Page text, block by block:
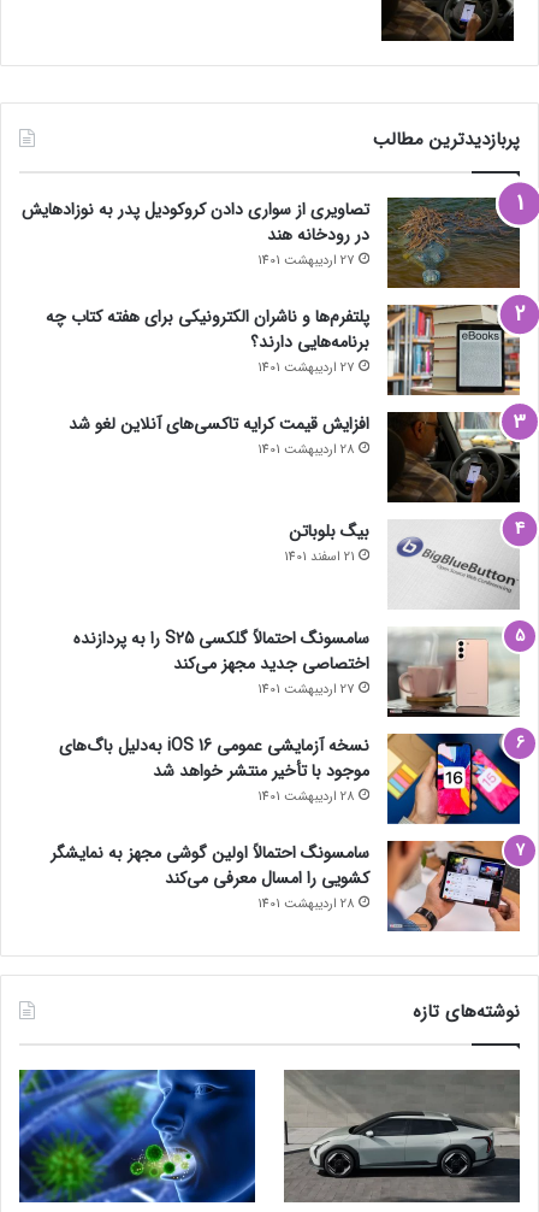
پربازدیدترین مطالب
تصاویری از سواری دادن کروکودیل پدر به نوزادهایش
در رودخانه هند
27 اردیبهشت 1401
پلتفرم‌ها و ناشران الکترونیکی برای هفته کتاب چه
برنامه‌هایی دارند؟
27 اردیبهشت 1401
افزایش قیمت کرایه تاکسی‌های آنلاین لغو شد
28 اردیبهشت 1401
بیگ بلوباتن
21 اسفند 1401
سامسونگ احتمالاً گلکسی S25 را به پردازنده
اختصاصی جدید مجهز می‌کند
27 اردیبهشت 1401
نسخه آزمایشی عمومی iOS 16 به‌دلیل باگ‌های
موجود با تأخیر منتشر خواهد شد
28 اردیبهشت 1401
سامسونگ احتمالاً اولین گوشی مجهز به نمایشگر
کشویی را امسال معرفی می‌کند
28 اردیبهشت 1401
نوشته‌های تازه